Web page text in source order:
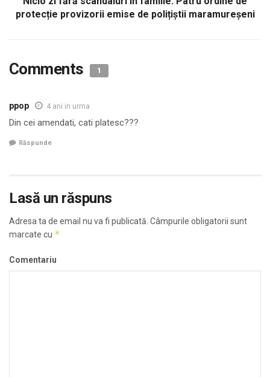
protecție provizorii emise de polițiștii maramureșeni
Comments 1
ppop 4 ani in urma
Din cei amendati, cati platesc???
Răspunde
Lasă un răspuns
Adresa ta de email nu va fi publicată. Câmpurile obligatorii sunt
marcate cu *
Comentariu